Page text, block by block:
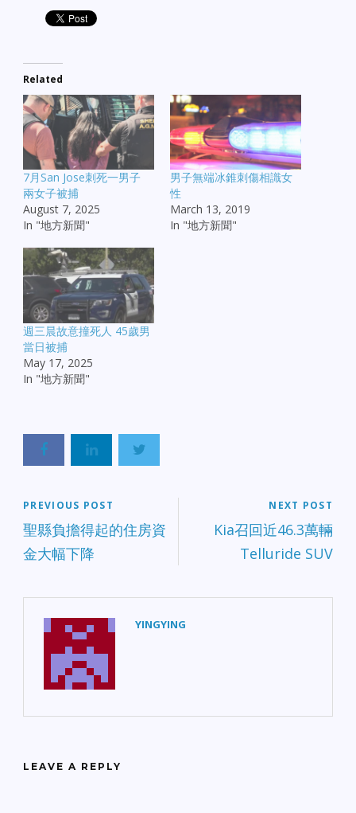
Related
7月San Jose刺死一男子
兩女子被捕
August 7, 2025
In "地方新聞"
男子無端冰錐刺傷相識女
性
March 13, 2019
In "地方新聞"
週三晨故意撞死人 45歲男
當日被捕
May 17, 2025
In "地方新聞"
PREVIOUS POST
聖縣負擔得起的住房資
金大幅下降
NEXT POST
Kia召回近46.3萬輛
Telluride SUV
YINGYING
LEAVE A REPLY